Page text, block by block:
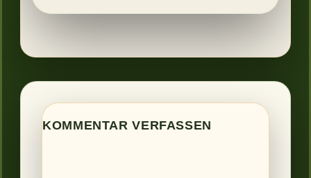
KOMMENTAR VERFASSEN